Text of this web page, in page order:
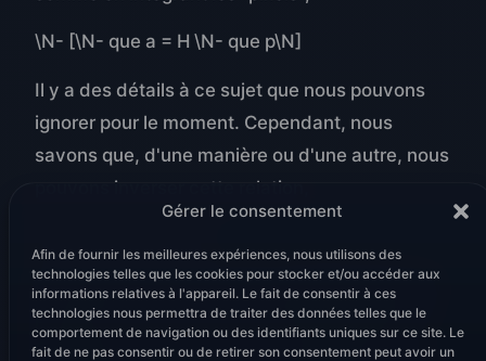
Gérer le consentement
Afin de fournir les meilleures expériences, nous utilisons des
technologies telles que les cookies pour stocker et/ou accéder aux
informations relatives à l'appareil. Le fait de consentir à ces
technologies nous permettra de traiter des données telles que le
comportement de navigation ou des identifiants uniques sur ce site. Le
fait de ne pas consentir ou de retirer son consentement peut avoir un
\N- [\N- que a = H \N- que p\N]
Il y a des détails à ce sujet que nous pouvons
ignorer pour le moment. Cependant, nous
savons que, d'une manière ou d'une autre, nous
pouvons inverser cette relation,
En pratique, l'inverse deHest généralement un
pseudo-inverse, etc. Ce n'est pas la question.
Cependant, même dans le cas simple où la